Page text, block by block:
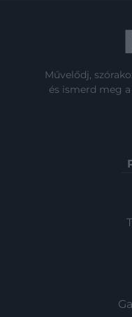
Művelődj,
és ismerd meg